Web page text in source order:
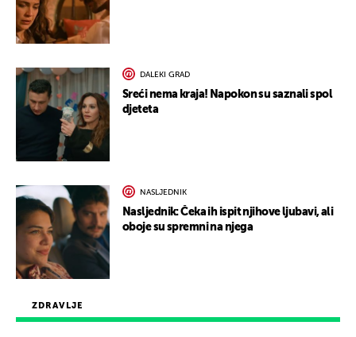
ZDRAVLJE
DALEKI GRAD
Sreći nema kraja! Napokon su saznali spol
djeteta
NASLJEDNIK
Nasljednik: Čeka ih ispit njihove ljubavi, ali
oboje su spremni na njega